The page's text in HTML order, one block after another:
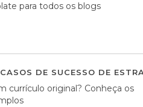
para todos os blogs
CASOS DE SUCESSO DE
currículo original? Conheça os